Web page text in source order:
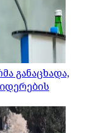
განაცხადა,